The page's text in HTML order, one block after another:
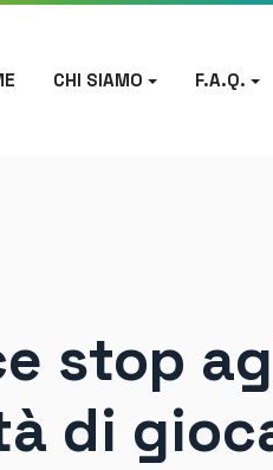
CHI SIAMO F.A.Q.
stop
di